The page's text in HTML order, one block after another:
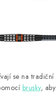
se na tradiční
brusky,